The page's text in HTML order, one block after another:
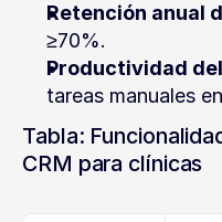
Retención anual
≥70%.
Productividad
tareas manuales
Tabla:
CRM para clínicas